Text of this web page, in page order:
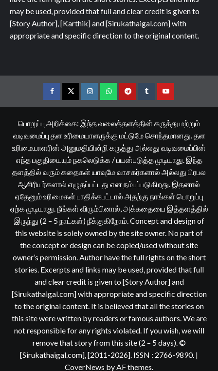
may be used, provided that full and clear credit is given to
[Story Author], [Karthik] and [Sirukathaigal.com] with
appropriate and specific direction to the original content.
FacebookTwitterInstagramWhatsappTelegramTumblrYouTube
பொறுப்பு அறிக்கை: இந்த வலைத்தளத்தின் கருத்து மற்றும்
வடிவமைப்பு தள உரிமையாளருக்கு மட்டுமே சொந்தமானது. தள
உரிமையாளரின் அனுமதியின்றி கருத்து அல்லது வடிவமைப்பின்
எந்த பகுதியையும் நகலெடுக்க / பயன்படுத்த முடியாது. இந்த
தளத்தில் வரும் கதைகள் யாவுமே வாசகர்களால் அல்லது பிரபல
ஆசிரியர்களால் எழுதப்பட்டது என நம்பப்படுகிறது. இதனால்
ஏதேனும் உரிமைகள் பாதிக்கபட்டால் அதற்கு நாங்கள் பொறுப்பு
ஏற்க முடியாது. நீங்கள் விரும்பினால், அக்கதையை இத்தளத்தில்
இருந்து (2 – 5 நாட்கள்) நீக்குகிறோம். Concept and design of
this website is solely owned by the site owner. No part of
the concept or design can be copied/used without site
owner’s permission. Author have the full rights on the short
stories. Excerpts and links may be used, provided that full
and clear credit is given to [Story Author] and
[Sirukathaigal.com] with appropriate and specific direction
to the original content. It is believed that all the stories on
this site were written by readers or famous authors. We are
not responsible for any rights violated. If you wish, we will
remove that story from this site (2 – 5 days). ©
[Sirukathaigal.com], [2011-2026]. ISSN : 2766-9890. |
CoverNews by AF themes.